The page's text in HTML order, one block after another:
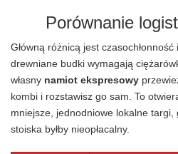
Porównanie
Główną różnicą jest
drewniane budki wymagają
własny namiot ekspresowy
kombi i rozstawisz go sam. To
mniejsze, jednodniowe lokalne
stoiska byłby nieopłacalny.